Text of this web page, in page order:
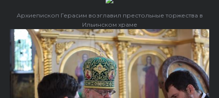
Архиепископ Герасим возглавил престольные торжества в
Ильинском храме